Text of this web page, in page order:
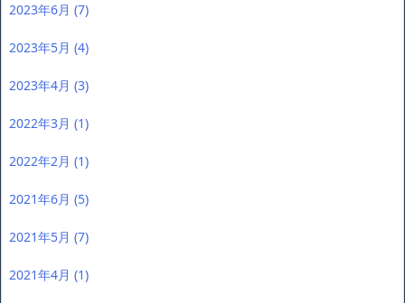
2023年6月 (7)
2023年5月 (4)
2023年4月 (3)
2022年3月 (1)
2022年2月 (1)
2021年6月 (5)
2021年5月 (7)
2021年4月 (1)